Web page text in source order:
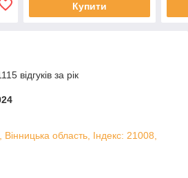
Купити
відгуків за рік
область, Індекс: 21008,